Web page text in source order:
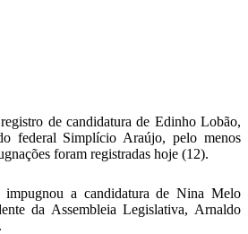
de candidatura de Edinho Lobão,
federal Simplício Araújo, pelo menos
foram registradas hoje (12).
a candidatura de Nina Melo
da Assembleia Legislativa, Arnaldo